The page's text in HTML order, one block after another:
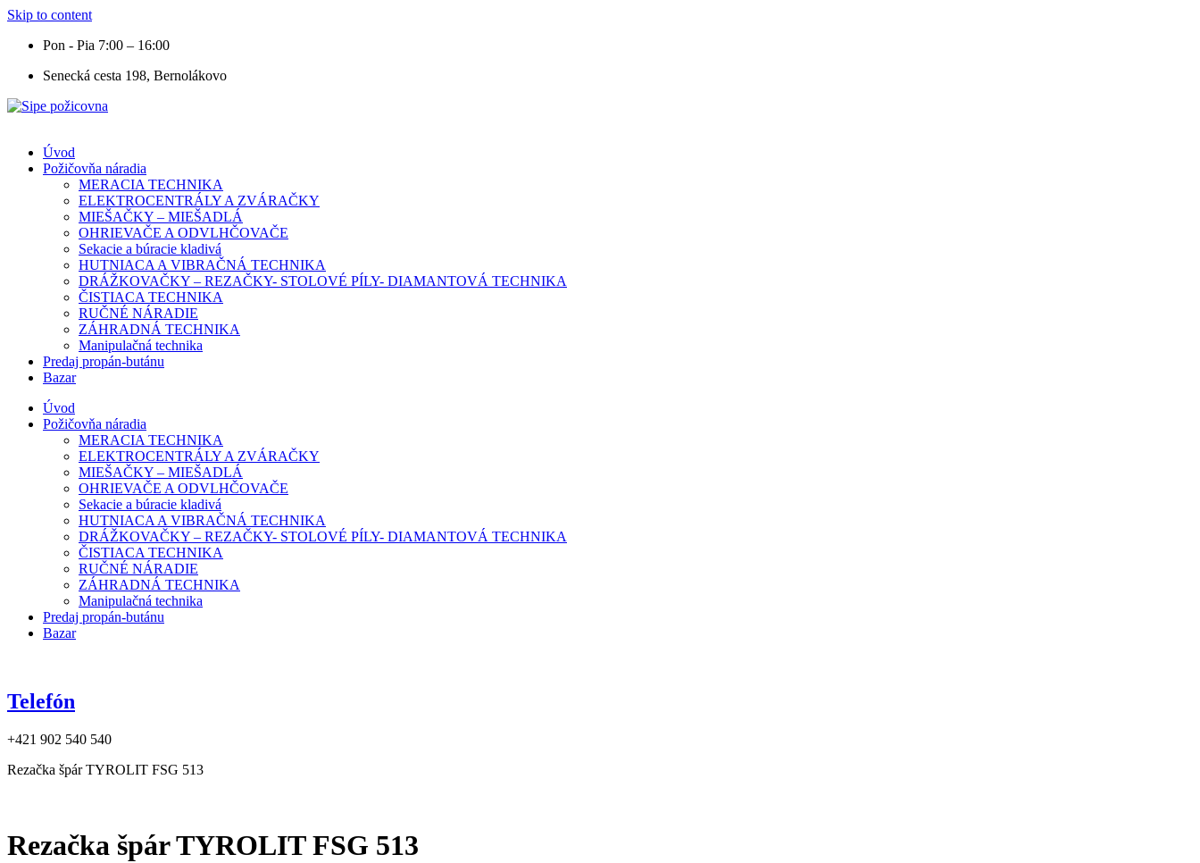
Skip to content
Pon - Pia 7:00 – 16:00
Senecká cesta 198, Bernolákovo
Úvod
Požičovňa náradia
MERACIA TECHNIKA
ELEKTROCENTRÁLY A ZVÁRAČKY
MIEŠAČKY – MIEŠADLÁ
OHRIEVAČE A ODVLHČOVAČE
Sekacie a búracie kladivá
HUTNIACA A VIBRAČNÁ TECHNIKA
DRÁŽKOVAČKY – REZAČKY- STOLOVÉ PÍLY- DIAMANTOVÁ TECHNIKA
ČISTIACA TECHNIKA
RUČNÉ NÁRADIE
ZÁHRADNÁ TECHNIKA
Manipulačná technika
Predaj propán-butánu
Bazar
Úvod
Požičovňa náradia
MERACIA TECHNIKA
ELEKTROCENTRÁLY A ZVÁRAČKY
MIEŠAČKY – MIEŠADLÁ
OHRIEVAČE A ODVLHČOVAČE
Sekacie a búracie kladivá
HUTNIACA A VIBRAČNÁ TECHNIKA
DRÁŽKOVAČKY – REZAČKY- STOLOVÉ PÍLY- DIAMANTOVÁ TECHNIKA
ČISTIACA TECHNIKA
RUČNÉ NÁRADIE
ZÁHRADNÁ TECHNIKA
Manipulačná technika
Predaj propán-butánu
Bazar
Telefón
+421 902 540 540
Rezačka špár TYROLIT FSG 513
Rezačka špár TYROLIT FSG 513